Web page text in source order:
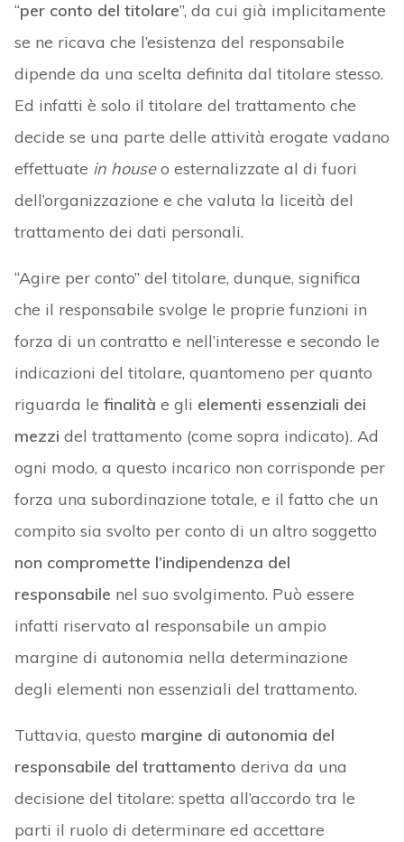
“per conto del titolare”, da cui già implicitamente
se ne ricava che l’esistenza del responsabile
dipende da una scelta definita dal titolare stesso.
Ed infatti è solo il titolare del trattamento che
decide se una parte delle attività erogate vadano
effettuate in houseo esternalizzate al di fuori
dell’organizzazione e che valuta la liceità del
trattamento dei dati personali.
“Agire per conto” del titolare, dunque, significa
che il responsabile svolge le proprie funzioni in
forza di un contratto e nell’interesse e secondo le
indicazioni del titolare, quantomeno per quanto
riguarda le finalità e gli elementi essenziali dei
mezzi del trattamento (come sopra indicato). Ad
ogni modo, a questo incarico non corrisponde per
forza una subordinazione totale, e il fatto che un
compito sia svolto per conto di un altro soggetto
non compromette l’indipendenza del
responsabile nel suo svolgimento. Può essere
infatti riservato al responsabile un ampio
margine di autonomia nella determinazione
degli elementi non essenziali del trattamento.
Tuttavia, questo margine di autonomia del
responsabile del trattamento deriva da una
decisione del titolare: spetta all’accordo tra le
parti il ruolo di determinare ed accettare